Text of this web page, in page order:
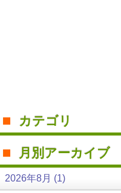
カテゴリ
月別アーカイブ
2026年8月 (1)